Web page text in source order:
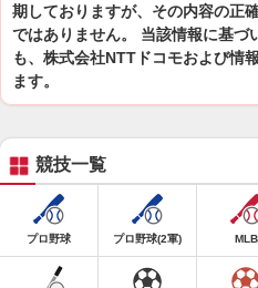
期しておりますが、その内容の正
ではありません。 当該情報に基づ
も、株式会社NTTドコモおよび情
ます。
競技一覧
プロ野球 プロ野球(2軍) MLB